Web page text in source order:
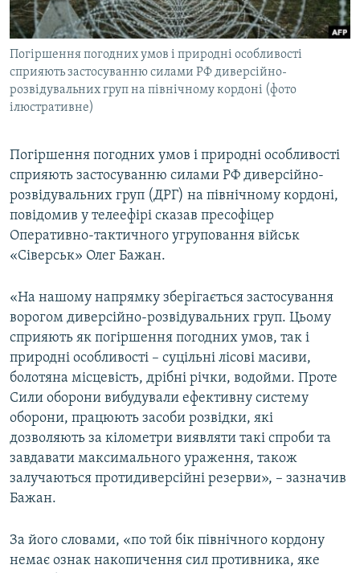
КРИМ РЕАЛІЇ
РУС
УКР
КТАТ
Усі сайти RFE/RL
Погіршення погодних умов і природні особливості
сприяють застосуванню силами РФ диверсійно-
розвідувальних груп на північному кордоні (фото
ілюстративне)
Погіршення погодних умов і природні особливості
сприяють застосуванню силами РФ диверсійно-
розвідувальних груп (ДРГ) на північному кордоні,
повідомив у телеефірі сказав пресофіцер
Оперативно-тактичного угруповання військ
«Сіверськ» Олег Бажан.
«На нашому напрямку зберігається застосування
ворогом диверсійно-розвідувальних груп. Цьому
сприяють як погіршення погодних умов, так і
природні особливості – суцільні лісові масиви,
болотяна місцевість, дрібні річки, водойми. Проте
Сили оборони вибудували ефективну систему
оборони, працюють засоби розвідки, які
дозволяють за кілометри виявляти такі спроби та
завдавати максимального ураження, також
залучаються протидиверсійні резерви», – зазначив
Бажан.
За його словами, «по той бік північного кордону
немає ознак накопичення сил противника, яке